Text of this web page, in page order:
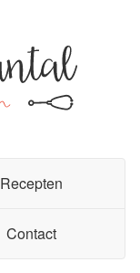
Recepten
Contact